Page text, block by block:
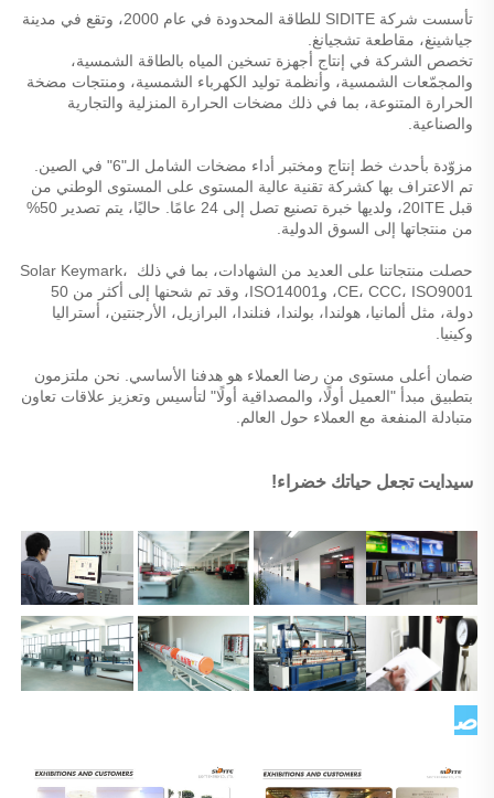
جياشينغ، مقاطعة تشجيانغ.
والصناعية.
من منتجاتها إلى السوق الدولية.
حصلت منتجاتنا على العديد من الشهادات، بما في ذلك Solar Keymark،
وكينيا.
متبادلة المنفعة مع العملاء حول العالم.
سيدايت تجعل حياتك خضراء!
صورة العميل